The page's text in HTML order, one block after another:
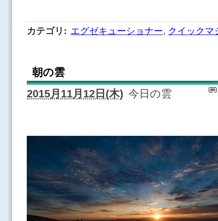
カテゴリ : エグゼキューショナー, クイックマ
朝の雲
2015月11月12日(木) 今日の雲